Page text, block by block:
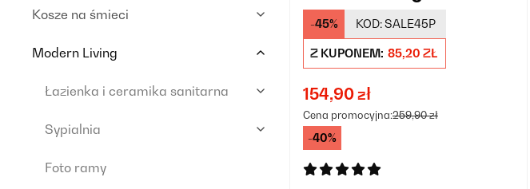
Kosze na śmieci
Modern Living
Łazienka i ceramika sanitarna
Sypialnia
Foto ramy
-45% KOD: SALE45P
Z KUPONEM: 85,20 ZŁ
154,90 zł
Cena promocyjna:259,90 zł
-40%